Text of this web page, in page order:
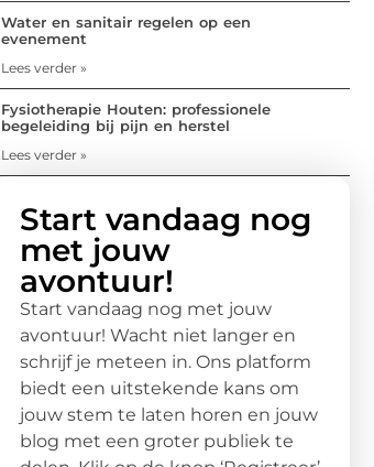
Water en sanitair regelen op een
evenement
Lees verder »
Fysiotherapie Houten: professionele
begeleiding bij pijn en herstel
Lees verder »
Start vandaag nog
met jouw
avontuur!
Start vandaag nog met jouw
avontuur! Wacht niet langer en
schrijf je meteen in. Ons platform
biedt een uitstekende kans om
jouw stem te laten horen en jouw
blog met een groter publiek te